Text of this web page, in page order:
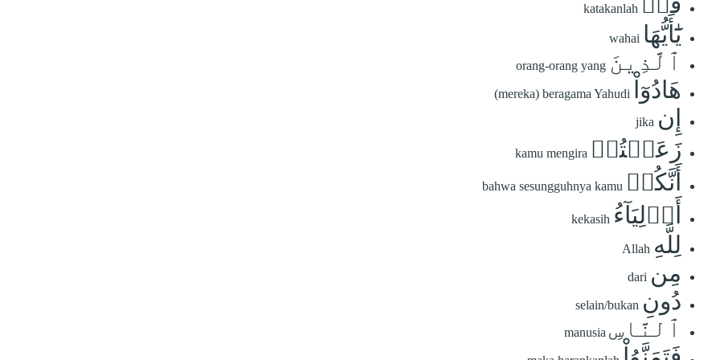
katakanlah
يَٰٓأَيُّهَا wahai
ٱلَّذِينَ orang-orang yang
هَادُوٓاْ (mereka) beragama Yahudi
إِن jika
زَعَمۡتُمۡ kamu mengira
أَنَّكُمۡ bahwa sesungguhnya kamu
أَوۡلِيَآءُ kekasih
لِلَّهِ Allah
مِن dari
دُونِ selain/bukan
ٱلنَّاسِ manusia